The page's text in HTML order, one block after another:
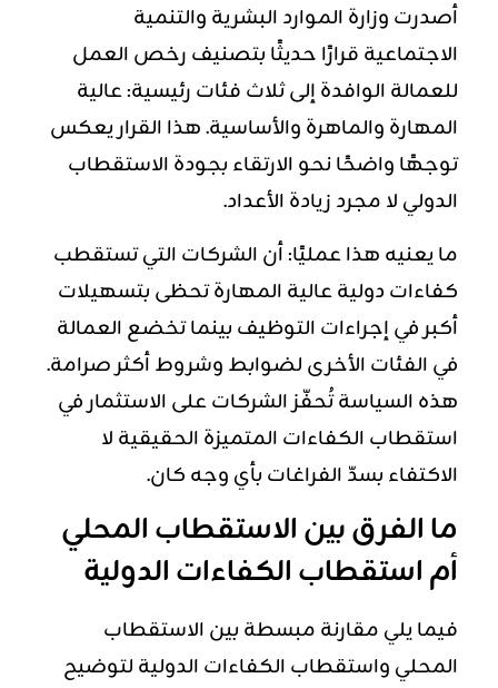
أصدرت وزارة الموارد البشرية والتنمية
الاجتماعية قرارًا حديثًا بتصنيف رخص العمل
للعمالة الوافدة إلى ثلاث فئات رئيسية: عالية
المهارة والماهرة والأساسية. هذا القرار يعكس
توجهًا واضحًا نحو الارتقاء بجودة الاستقطاب
الدولي لا مجرد زيادة الأعداد.
ما يعنيه هذا عمليًا: أن الشركات التي تستقطب
كفاءات دولية عالية المهارة تحظى بتسهيلات
أكبر في إجراءات التوظيف بينما تخضع العمالة
في الفئات الأخرى لضوابط وشروط أكثر صرامة.
هذه السياسة تُحفّز الشركات على الاستثمار في
استقطاب الكفاءات المتميزة الحقيقية لا
الاكتفاء بسدّ الفراغات بأي وجه كان.
ما الفرق بين الاستقطاب المحلي
أم استقطاب الكفاءات الدولية
فيما يلي مقارنة مبسطة بين الاستقطاب
المحلي واستقطاب الكفاءات الدولية لتوضيح